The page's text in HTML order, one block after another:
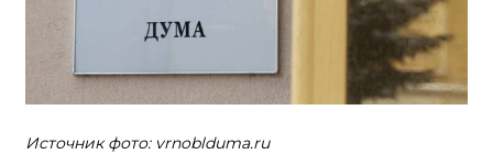
Источник фото: vrnoblduma.ru